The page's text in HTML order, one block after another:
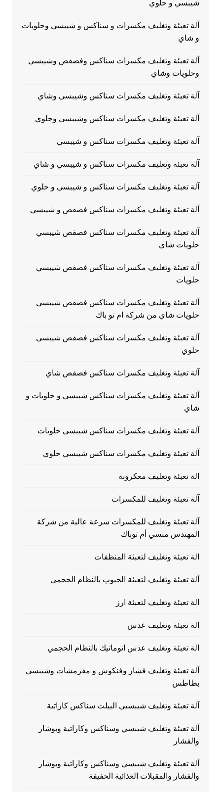
شيبسي و حلوي
آلة تعبئة وتغليف مكسرات و سناكس و شيبسي وحلويات
و شاي
آلة تعبئة وتغليف مكسرات سناكس وفصفص وشيبسي
وحلويات وشاي
آلة تعبئة وتغليف مكسرات سناكس وشيبسي وشاي
آلة تعبئة وتغليف مكسرات سناكس وشيبسي وحلوي
آلة تعبئة وتغليف مكسرات سناكس و شيبسي
آلة تعبئة وتغليف مكسرات سناكس و شيبسي و شاي
آلة تعبئة وتغليف مكسرات سناكس و شيبسي و حلوي
آلة تعبئة وتغليف مكسرات سناكس فصفص و شيبسي
آلة تعبئة وتغليف مكسرات سناكس فصفص شيبسي
حلويات شاي
آلة تعبئة وتغليف مكسرات سناكس فصفص شيبسي
حلويات
آلة تعبئة وتغليف مكسرات سناكس فصفص شيبسي
حلويات شاي من شركة ام تو باك
آلة تعبئة وتغليف مكسرات سناكس فصفص شيبسي
حلوي
آلة تعبئة وتغليف مكسرات سناكس فصفص شاي
آلة تعبئة وتغليف مكسرات سناكس شيبسي و حلويات و
شاي
آلة تعبئة وتغليف مكسرات سناكس شيبسي حلويات
آلة تعبئة وتغليف مكسرات سناكس شيبسي حلوي
الة تعبئة وتغليف معكرونة
آلة تعبئة وتغليف للمكسرات
آلة تعبئة وتغليف للمكسرات سرعة عالية من شركة
المهندس منسي أم توباك
الة تعبئة وتغليف لتعبئة المنظفات
آلة تعبئة وتغليف لتعبئة الحبوب بالنظام الحجمى
الة تعبئة وتغليف لتعبئة ارز
الة تعبئة وتغليف عدس
الة تعبئة وتغليف عدس اتوماتيك بالنظام الحجمي
آلة تعبئة وتغليف فشار وفنكوش و مقرمشات وشيبسي
بطاطس
آلة تعبئة وتغليف شيبسيي البيلت سناكس كاراتية
آلة تعبئة وتغليف شيبسي وسناكس وكاراتية وبوشار
والفشار
آلة تعبئة وتغليف شيبسي وسناكس وكاراتية وبوشار
والفشار والمقبلات الغذائية الخفيفة